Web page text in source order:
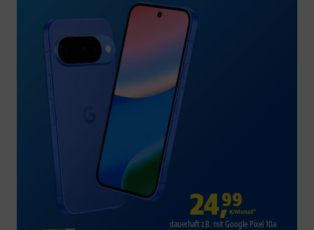
24,99
€/Monat*
dauerhaft z.B. mit Google Pixel 10a